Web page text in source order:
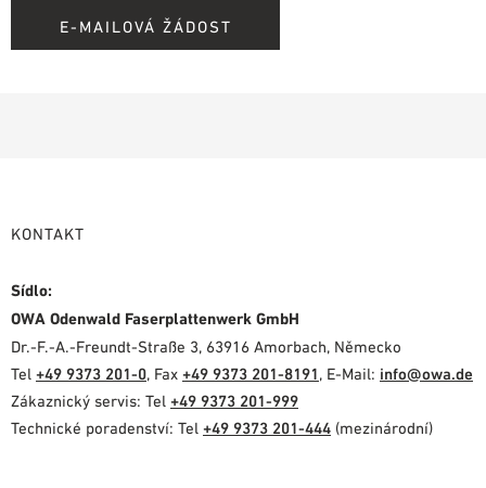
E-MAILOVÁ ŽÁDOST
KONTAKT
Sídlo:
OWA Odenwald Faserplattenwerk GmbH
Dr.-F.-A.-Freundt-Straße 3, 63916 Amorbach, Německo
Tel +49 9373 201-0, Fax +49 9373 201-8191, E-Mail: info@owa.de
Zákaznický servis: Tel +49 9373 201-999
Technické poradenství: Tel +49 9373 201-444 (mezinárodní)